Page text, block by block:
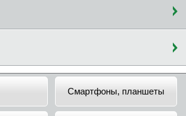
Смартфоны, планшеты